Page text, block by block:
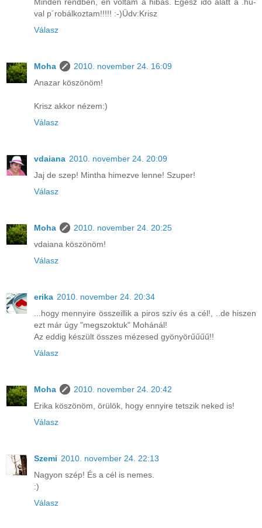
val p´robálkoztam!!!!! :-)Üdv:Krisz
Válasz
Moha
2010. november 24. 16:09
Anazar köszönöm!
Krisz akkor nézem:)
Válasz
vdaiana 2010. november 24. 20:09
Jaj de szep! Mintha himezve lenne! Szuper!
Válasz
Moha
2010. november 24. 20:25
vdaiana köszönöm!
Válasz
erika 2010. november 24. 20:34
...hogy mennyire összeillik a piros szív és a cél!, ..de hiszen
ezt már úgy "megszoktuk" Mohánál!
Az eddig készült összes mézesed gyönyörűűűű!!
Válasz
Moha
2010. november 24. 20:42
Erika köszönöm, örülök, hogy ennyire tetszik neked is!
Válasz
Szemi 2010. november 24. 22:13
Nagyon szép! És a cél is nemes.
:)
Válasz